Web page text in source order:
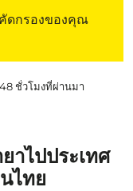
ดกรองของคุณ
ชั่วโมงที่ผ่านมา
าไปประเทศ
ไทย